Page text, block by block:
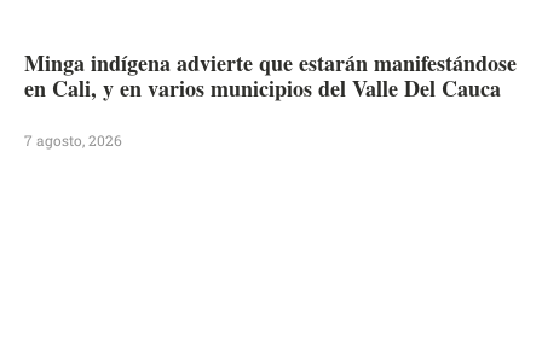
Minga indígena advierte que estarán manifestándose
en Cali, y en varios municipios del Valle Del Cauca
7 agosto, 2026